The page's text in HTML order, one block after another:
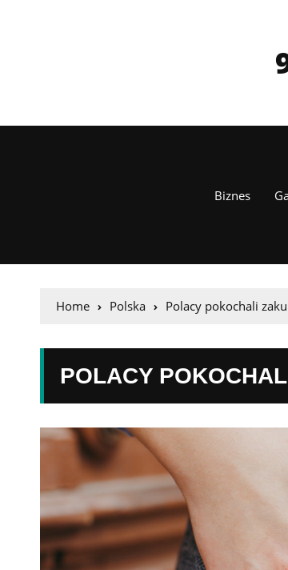
Biznes
Home Polska Polacy pokochali
POLACY